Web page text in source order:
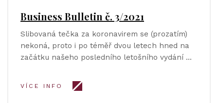
Business Bulletin č. 3/2021
Slibovaná tečka za koronavirem se (prozatím)
nekoná, proto i po téměř dvou letech hned na
začátku našeho posledního letošního vydání …
VÍCE INFO